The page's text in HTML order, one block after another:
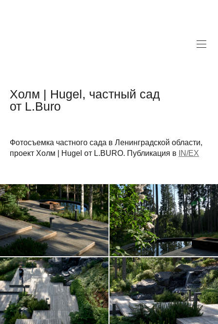
Холм | Hugel, частный сад
от L.Buro
Фотосъемка частного сада в Ленинградской области,
проект Холм | Hugel от L.BURO. Публикация в
IN/EX